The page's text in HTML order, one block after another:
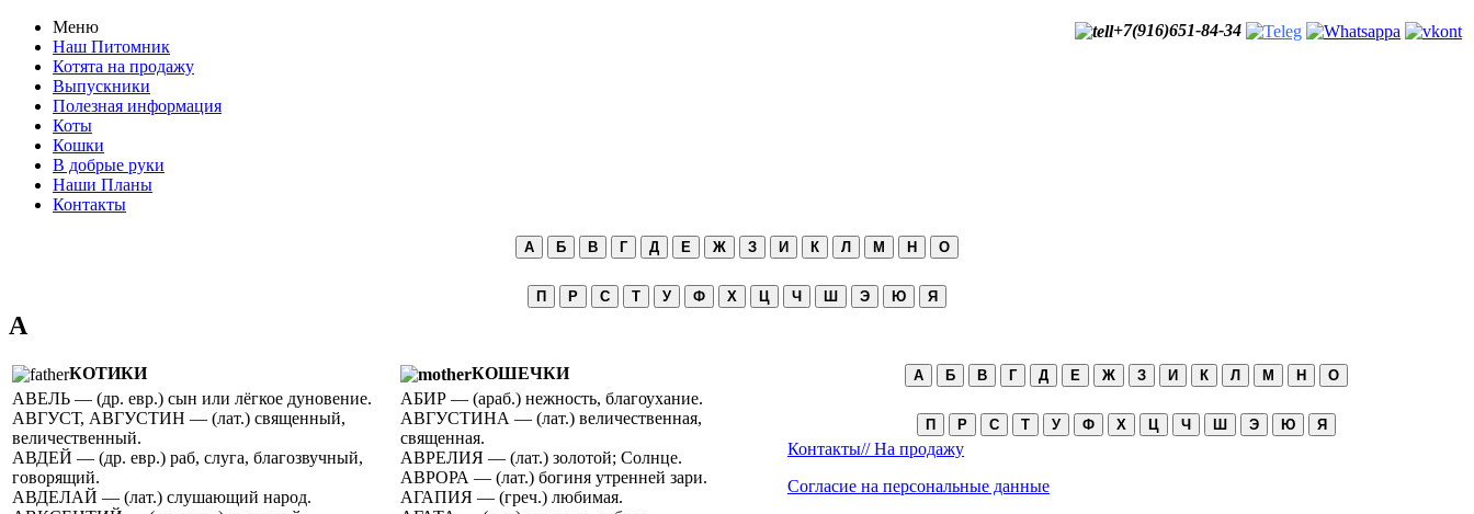
+7(916)651-84-34
Меню
Наш Питомник
Котята на продажу
Выпускники
Полезная информация
Коты
Кошки
В добрые руки
Наши Планы
Контакты
А Б В Г Д Е Ж З И К Л М Н О
П Р С Т У Ф Х Ц Ч Ш Э Ю Я
А
КОТИКИ
КОШЕЧКИ
АВЕЛЬ — (др. евр.) сын или лёгкое дуновение.
АВГУСТ, АВГУСТИН — (лат.) священный,
величественный.
АВДЕЙ — (др. евр.) раб, слуга, благозвучный,
говорящий.
АВДЕЛАЙ — (лат.) слушающий народ.
АБИР — (араб.) нежность, благоухание.
АВГУСТИНА — (лат.) величественная,
священная.
АВРЕЛИЯ — (лат.) золотой; Солнце.
АВРОРА — (лат.) богиня утренней зари.
АГАПИЯ — (греч.) любимая.
А Б В Г Д Е Ж З И К Л М Н О
П Р С Т У Ф Х Ц Ч Ш Э Ю Я
Контакты// На продажу
Согласие на персональные данные